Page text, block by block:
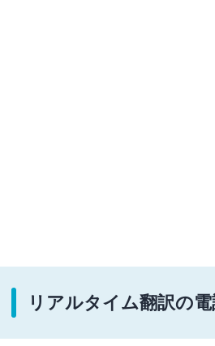
リアルタイム翻訳の